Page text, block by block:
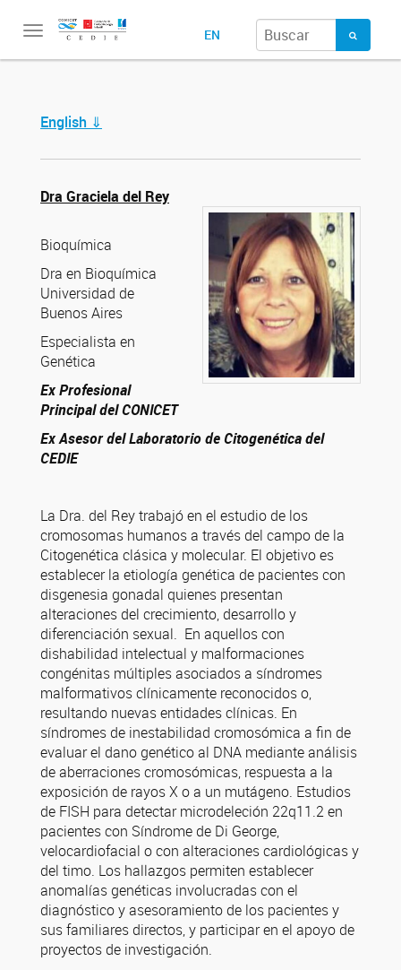
Toggle
EN
English ⇓
Dra Graciela del Rey
Bioquímica
Dra en Bioquímica
Universidad de
Buenos Aires
Especialista en
Genética
Ex Profesional
Principal del CONICET
Ex Asesor del Laboratorio de Citogenética del
CEDIE
La Dra. del Rey trabajó en el estudio de los
cromosomas humanos a través del campo de la
Citogenética clásica y molecular. El objetivo es
establecer la etiología genética de pacientes con
disgenesia gonadal quienes presentan
alteraciones del crecimiento, desarrollo y
diferenciación sexual. En aquellos con
dishabilidad intelectual y malformaciones
congénitas múltiples asociados a síndromes
malformativos clínicamente reconocidos o,
resultando nuevas entidades clínicas. En
síndromes de inestabilidad cromosómica a fin de
evaluar el dano genético al DNA mediante análisis
de aberraciones cromosómicas, respuesta a la
exposición de rayos X o a un mutágeno. Estudios
de FISH para detectar microdeleción 22q11.2 en
pacientes con Síndrome de Di George,
velocardiofacial o con alteraciones cardiológicas y
del timo. Los hallazgos permiten establecer
anomalías genéticas involucradas con el
diagnóstico y asesoramiento de los pacientes y
sus familiares directos, y participar en el apoyo de
proyectos de investigación.